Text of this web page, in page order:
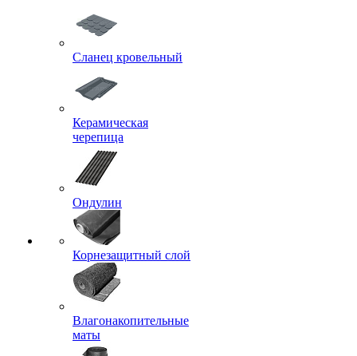
Сланец кровельный
Керамическая
черепица
Ондулин
Корнезащитный слой
Влагонакопительные
маты